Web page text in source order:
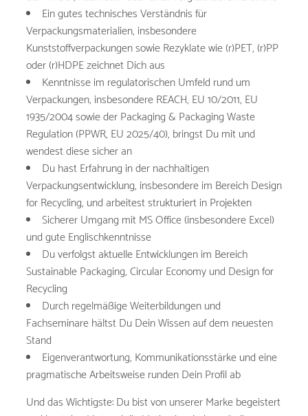
Ein gutes technisches Verständnis für
Verpackungsmaterialien, insbesondere
Kunststoffverpackungen sowie Rezyklate wie (r)PET, (r)PP
oder (r)HDPE zeichnet Dich aus
Kenntnisse im regulatorischen Umfeld rund um
Verpackungen, insbesondere REACH, EU 10/2011, EU
1935/2004 sowie der Packaging & Packaging Waste
Regulation (PPWR, EU 2025/40), bringst Du mit und
wendest diese sicher an
Du hast Erfahrung in der nachhaltigen
Verpackungsentwicklung, insbesondere im Bereich Design
for Recycling, und arbeitest strukturiert in Projekten
Sicherer Umgang mit MS Office (insbesondere Excel)
und gute Englischkenntnisse
Du verfolgst aktuelle Entwicklungen im Bereich
Sustainable Packaging, Circular Economy und Design for
Recycling
Durch regelmäßige Weiterbildungen und
Fachseminare hältst Du Dein Wissen auf dem neuesten
Stand
Eigenverantwortung, Kommunikationsstärke und eine
pragmatische Arbeitsweise runden Dein Profil ab
Und das Wichtigste: Du bist von unserer Marke begeistert